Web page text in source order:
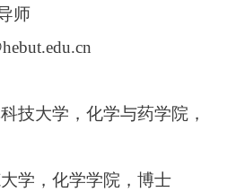
师
技大学，化学与药学院，
大学，化学学院，博士